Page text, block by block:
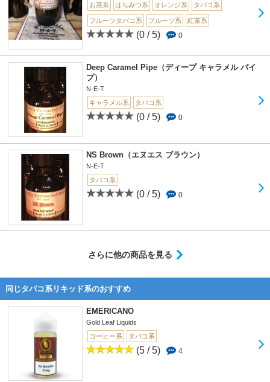
お茶系
はちみつ系 オレンジ系 タバコ系
フルーツタバコ系 フルーツ系 紅茶系
(0 / 5) 0
Deep Caramel Pipe（ディープ キャラメル パイ
プ）
N-E-T
キャラメル系
タバコ系
(0 / 5) 0
NS Brown（エヌエス ブラウン）
N-E-T
タバコ系
(0 / 5) 0
さらに他の商品を見る
同じタバコ系リキッド系のおすすめ
EMERICANO
Gold Leaf Liquids
コーヒー系
タバコ系
(5 / 5) 4